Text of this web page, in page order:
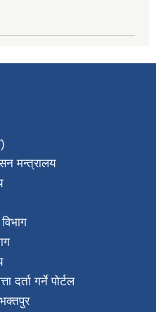
मन्त्रालय
दर्ता गर्ने पोर्टल